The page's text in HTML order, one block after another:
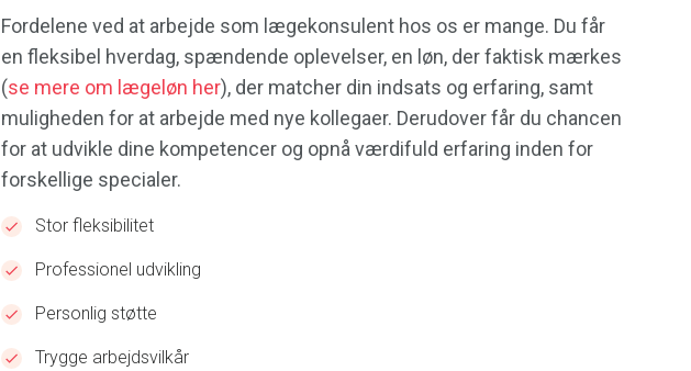
Fordelene ved at arbejde som lægekonsulent hos os er mange. Du får
en fleksibel hverdag, spændende oplevelser, en løn, der faktisk mærkes
(se mere om lægeløn her), der matcher din indsats og erfaring, samt
muligheden for at arbejde med nye kollegaer. Derudover får du chancen
for at udvikle dine kompetencer og opnå værdifuld erfaring inden for
forskellige specialer.
Stor fleksibilitet
Professionel udvikling
Personlig støtte
Trygge arbejdsvilkår